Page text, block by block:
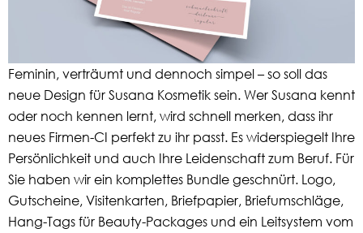
Feminin, verträumt und dennoch simpel – so soll das
neue Design für Susana Kosmetik sein. Wer Susana kennt
oder noch kennen lernt, wird schnell merken, dass ihr
neues Firmen-CI perfekt zu ihr passt. Es widerspiegelt Ihre
Persönlichkeit und auch Ihre Leidenschaft zum Beruf. Für
Sie haben wir ein komplettes Bundle geschnürt. Logo,
Gutscheine, Visitenkarten, Briefpapier, Briefumschläge,
Hang-Tags für Beauty-Packages und ein Leitsystem vom